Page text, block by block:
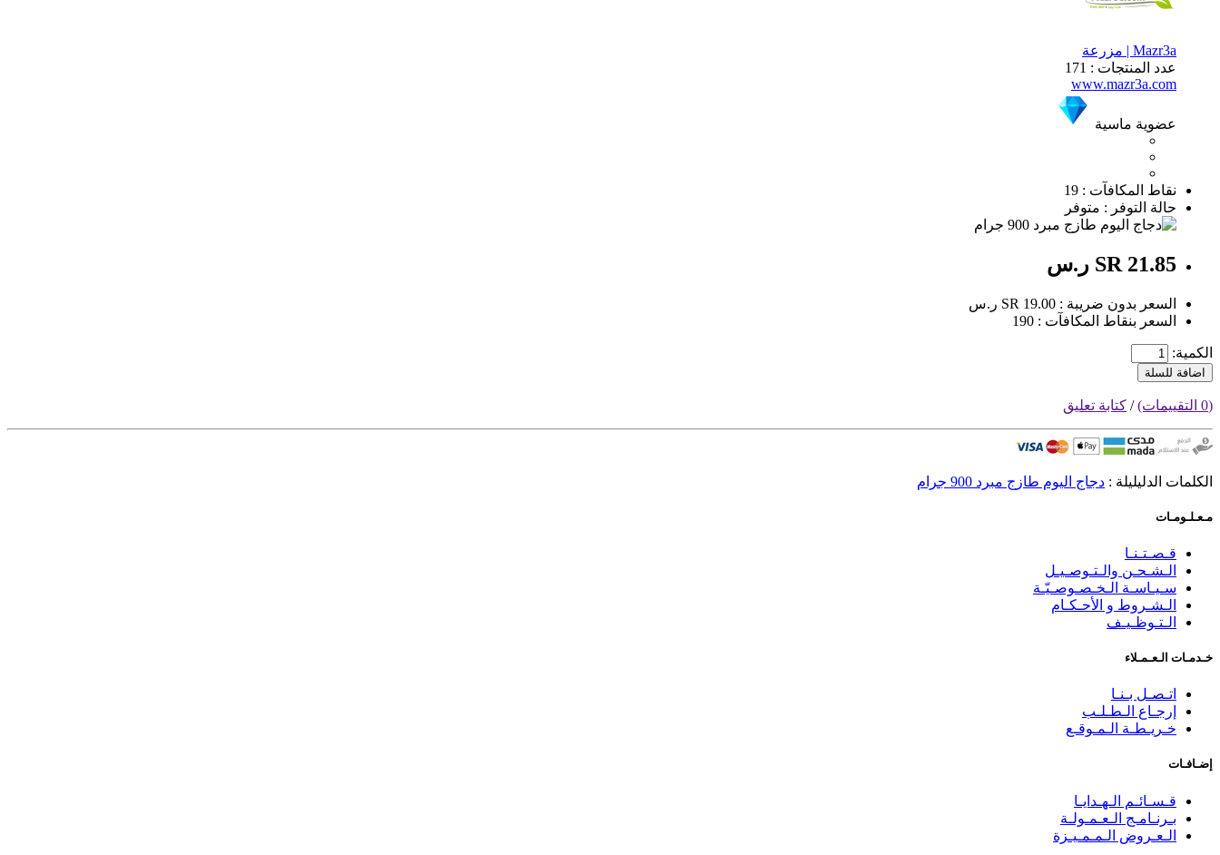
Mazr3a | مزرعة
عدد المنتجات : 171
www.mazr3a.com
عضوية ماسية
نقاط المكافآت : 19
حالة التوفر : متوفر
SR 21.85 ر.س
السعر بدون ضريبة : SR 19.00 ر.س
السعر بنقاط المكافآت : 190
الكمية:
اضافة للسلة
(0 التقييمات) / كتابة تعليق
الكلمات الدليليلة : دجاج اليوم طازج مبرد 900 جرام
مـعـلـومـات
قـصـتـنـا
الـشـحـن والـتـوصـيـل
سـيـاسـة الـخـصـوصـيّـة
الـشـروط و الأحـكـام
الـتـوظـيـف
خـدمـات الـعـمـلاء
اتـصـل بـنـا
إرجـاع الـطـلـب
خـريـطـة الـمـوقـع
إضـافـات
قـسـائـم الـهـدايـا
بـرنـامـج الـعـمـولـة
الـعـروض الـمـمـيـزة